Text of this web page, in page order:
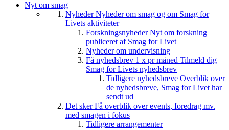
Nyt om smag
NyhederNyheder om smag og om Smag for
Livets aktiviteter
ForskningsnyhederNyt om forskning
publiceret af Smag for Livet
Nyheder om undervisning
Få nyhedsbrev 1 x pr måned Tilmeld dig
Smag for Livets nyhedsbrev
Tidligere nyhedsbreve Overblik over
de nyhedsbreve, Smag for Livet har
sendt ud
Det skerFå overblik over events, foredrag mv.
med smagen i fokus
Tidligere arrangementer